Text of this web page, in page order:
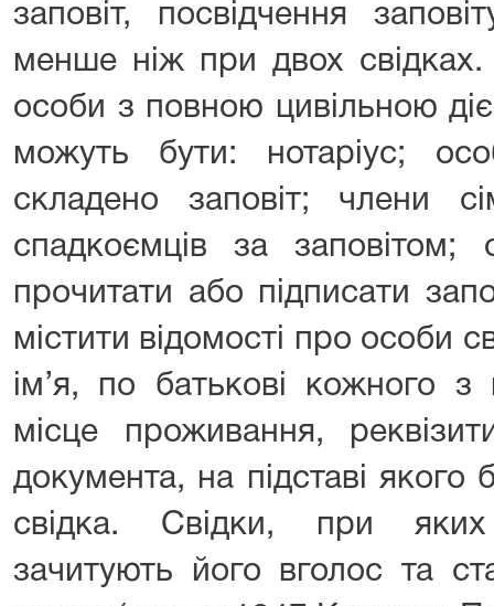
заповіт, посвідчення
менше ніж при двох
особи з повною цивільною
можуть бути: нотаріус;
складено заповіт; члени
спадкоємців за
прочитати або підписати
містити відомості про особи
ім’я, по батькові кожного
місце проживання,
документа, на підставі якого
свідка. Свідки, при яких
зачитують його вголос та